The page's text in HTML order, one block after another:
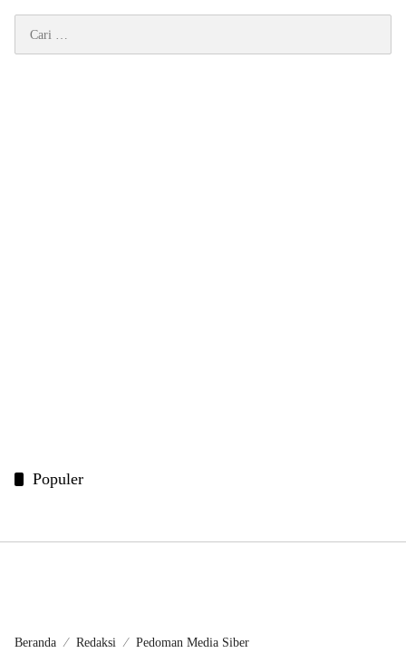
untuk:
Populer
Beranda Redaksi Pedoman Media Siber